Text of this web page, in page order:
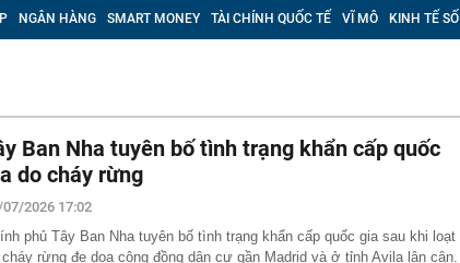
Awards 2026: Mở rộng vinh danh cả con người,
ngành xe Việt Nam
tạm giam Nguyễn Minh Hiền SN 1992 liên quan hơn 1
Dương Kiều Vy lĩnh án
đang có giá thấp nhất từ trước đến nay
lên không trung khiến nhiều người thót tim
đi cầu khỉ miền Tây, dân mạng nín thở vì hồi hộp
NGÂN HÀNG SMART MONEY TÀI CHÍNH QUỐC TẾ VĨ MÔ KINH TẾ SỐ
Ban Nha tuyên bố tình trạng khẩn cấp quốc
do cháy rừng
2026 17:02
phủ Tây Ban Nha tuyên bố tình trạng khẩn cấp quốc gia sau khi loạt
rừng đe dọa cộng đồng dân cư gần Madrid và ở tỉnh Avila lân cận.